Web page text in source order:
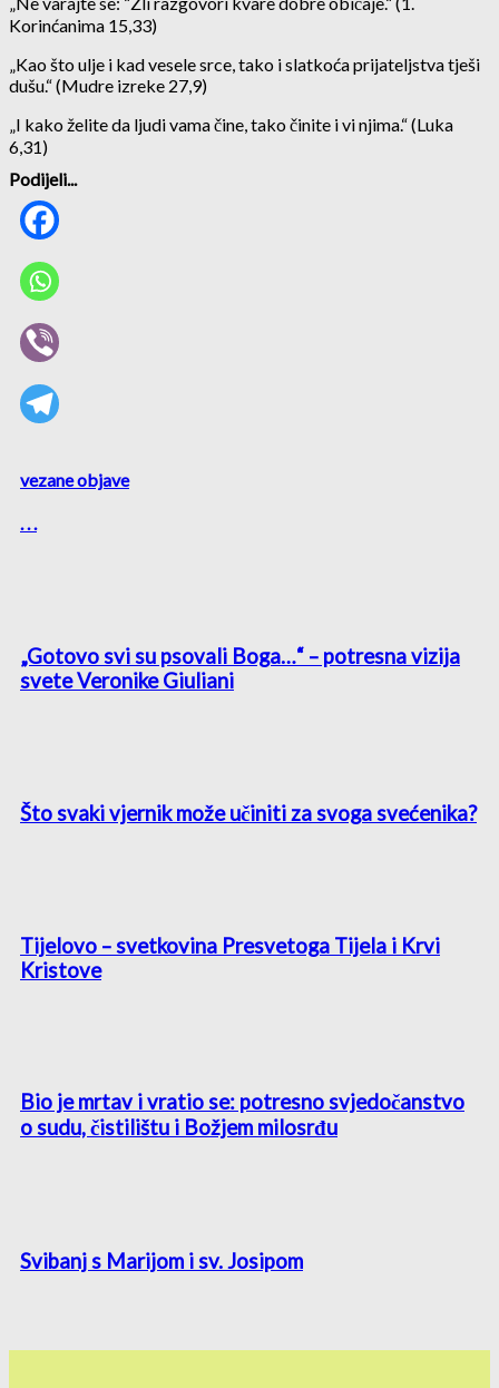
Korinćanima 15,33)
„Kao što ulje i kad vesele srce, tako i slatkoća prijateljstva tješi
dušu.“ (Mudre izreke 27,9)
„I kako želite da ljudi vama čine, tako činite i vi njima.“ (Luka
6,31)
Podijeli...
vezane objave
. . .
„Gotovo svi su psovali Boga…“ – potresna vizija
svete Veronike Giuliani
Što svaki vjernik može učiniti za svoga svećenika?
Tijelovo – svetkovina Presvetoga Tijela i Krvi
Kristove
Bio je mrtav i vratio se: potresno svjedočanstvo
o sudu, čistilištu i Božjem milosrđu
Svibanj s Marijom i sv. Josipom